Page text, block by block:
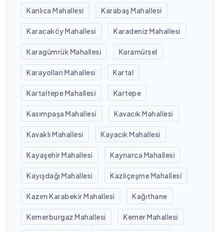
Kanlıca Mahallesi Karabaş Mahallesi
Karacaköy Mahallesi Karadeniz Mahallesi
Karagümrük Mahallesi Karamürsel
Karayolları Mahallesi Kartal
Kartaltepe Mahallesi Kartepe
Kasımpaşa Mahallesi Kavacık Mahallesi
Kavaklı Mahallesi Kayacık Mahallesi
Kayaşehir Mahallesi Kaynarca Mahallesi
Kayışdağı Mahallesi Kazlıçeşme Mahallesi
Kazım Karabekir Mahallesi Kağıthane
Kemerburgaz Mahallesi Kemer Mahallesi